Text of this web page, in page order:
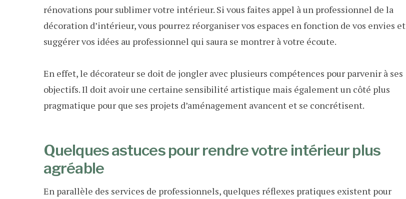
rénovations pour sublimer votre intérieur. Si vous faites appel à un professionnel de la
décoration d’intérieur, vous pourrez réorganiser vos espaces en fonction de vos envies et
suggérer vos idées au professionnel qui saura se montrer à votre écoute.
En effet, le décorateur se doit de jongler avec plusieurs compétences pour parvenir à ses
objectifs. Il doit avoir une certaine sensibilité artistique mais également un côté plus
pragmatique pour que ses projets d’aménagement avancent et se concrétisent.
Quelques astuces pour rendre votre intérieur plus
agréable
En parallèle des services de professionnels, quelques réflexes pratiques existent pour